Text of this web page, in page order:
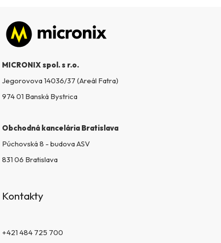
v
u
Zápätie
MICRONIX spol. s r.o.
Jegorovova 14036/37 (Areál Fatra)
974 01 Banská Bystrica
Obchodná kancelária Bratislava
Púchovská 8 - budova ASV
831 06 Bratislava
Kontakty
+421 484 725 700